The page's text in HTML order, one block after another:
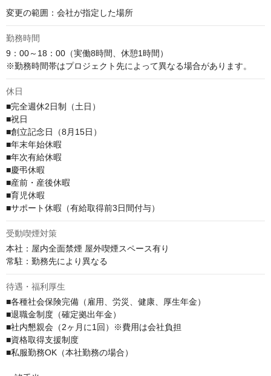
変更の範囲：会社が指定した場所
勤務時間
9：00～18：00（実働8時間、休憩1時間）
※勤務時間帯はプロジェクト先によって異なる場合があります。
休日
■完全週休2日制（土日）
■祝日
■創立記念日（8月15日）
■年末年始休暇
■年次有給休暇
■慶弔休暇
■産前・産後休暇
■育児休暇
■サポート休暇（有給取得前3日間付与）
受動喫煙対策
本社：屋内全面禁煙 屋外喫煙スペース有り
常駐：勤務先により異なる
待遇・福利厚生
■各種社会保険完備（雇用、労災、健康、厚生年金）
■退職金制度（確定拠出年金）
■社内懇親会（2ヶ月に1回）※費用は会社負担
■資格取得支援制度
■私服勤務OK（本社勤務の場合）